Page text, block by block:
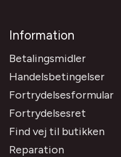
Information
Betalingsmidler
Handelsbetingelser
Fortrydelsesformular
Fortrydelsesret
Find vej til butikken
Reparation